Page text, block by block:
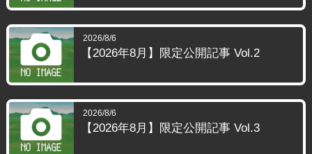
2026/8/6
【2026年8月】限定公開記事 Vol.2
2026/8/6
【2026年8月】限定公開記事 Vol.3